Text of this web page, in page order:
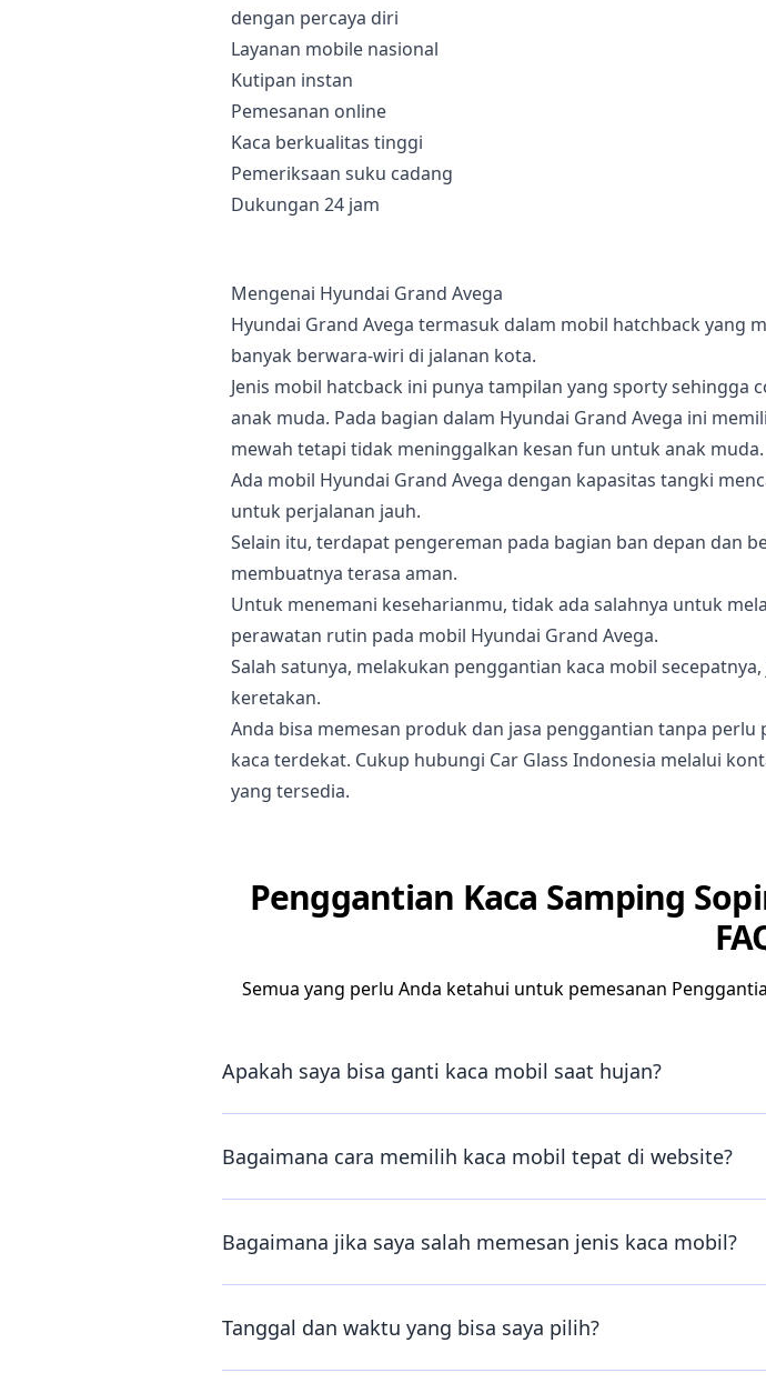
dengan percaya diri
Layanan mobile nasional
Kutipan instan
Pemesanan online
Kaca berkualitas tinggi
Pemeriksaan suku cadang
Dukungan 24 jam
Mengenai Hyundai Grand Avega
Hyundai Grand Avega termasuk dalam mobil hatchback yang
banyak berwara-wiri di jalanan kota.
Jenis mobil hatcback ini punya tampilan yang sporty sehingga
anak muda. Pada bagian dalam Hyundai Grand Avega ini
mewah tetapi tidak meninggalkan kesan fun untuk anak muda.
Ada mobil Hyundai Grand Avega dengan kapasitas tangki
untuk perjalanan jauh.
Selain itu, terdapat pengereman pada bagian ban depan dan
membuatnya terasa aman.
Untuk menemani keseharianmu, tidak ada salahnya untuk
perawatan rutin pada mobil Hyundai Grand Avega.
Salah satunya, melakukan penggantian kaca mobil
keretakan.
Anda bisa memesan produk dan jasa penggantian tanpa perlu
kaca terdekat. Cukup hubungi Car Glass Indonesia melalui
yang tersedia.
Penggantian Kaca Samping
Semua yang perlu Anda ketahui untuk pemesanan
Apakah saya bisa ganti kaca mobil saat hujan?
Bagaimana cara memilih kaca mobil tepat di website?
Bagaimana jika saya salah memesan jenis kaca mobil?
Tanggal dan waktu yang bisa saya pilih?